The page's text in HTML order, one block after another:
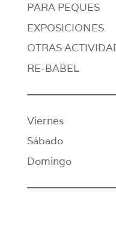
PARA PEQUES
EXPOSICIONES
OTRAS
RE-BABEL
Viernes
Sábado
Domingo